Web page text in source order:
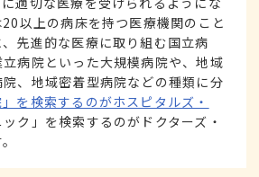
以上の病床を持つ医療機関のこと
先進的な医療に取り組む国立病
病院といった大規模病院や、地域
、地域密着型病院などの種類に分
」を検索するのがホスピタルズ・
ク」を検索するのがドクターズ・